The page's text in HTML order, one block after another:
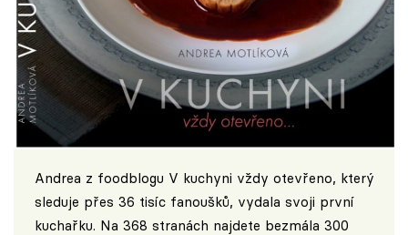
Andrea z foodblogu V kuchyni vždy otevřeno, který
sleduje přes 36 tisíc fanoušků, vydala svoji první
kuchařku. Na 368 stranách najdete bezmála 300